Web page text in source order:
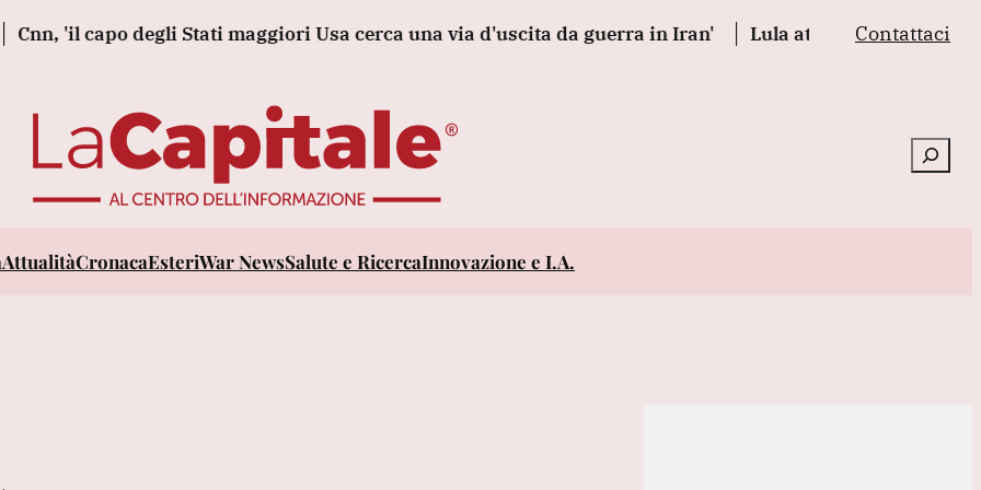
degli Stati maggiori Usa cerca una via d'uscita da guerra in Iran' Lula attacca Rubio, 'odia ilContattaci
Cerca
AttualitàCronacaEsteriWar NewsSalute e RicercaInnovazione e I.A.